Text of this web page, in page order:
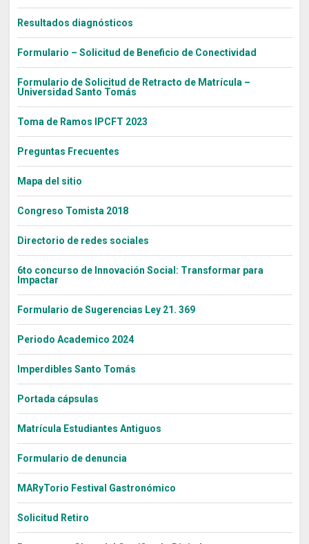
Resultados diagnósticos
Formulario – Solicitud de Beneficio de Conectividad
Formulario de Solicitud de Retracto de Matrícula –
Universidad Santo Tomás
Toma de Ramos IPCFT 2023
Preguntas Frecuentes
Mapa del sitio
Congreso Tomista 2018
Directorio de redes sociales
6to concurso de Innovación Social: Transformar para
Impactar
Formulario de Sugerencias Ley 21. 369
Periodo Academico 2024
Imperdibles Santo Tomás
Portada cápsulas
Matrícula Estudiantes Antiguos
Formulario de denuncia
MARyTorio Festival Gastronómico
Solicitud Retiro